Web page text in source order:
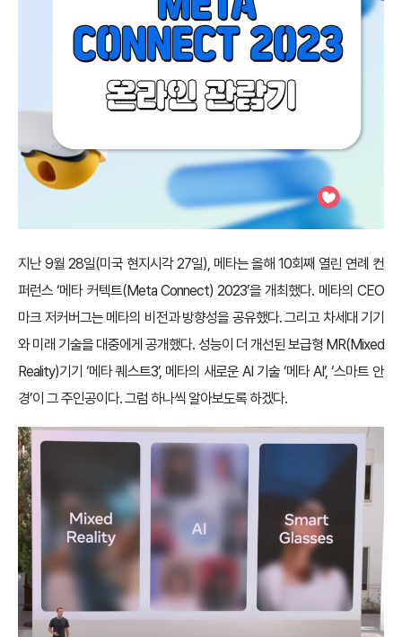
지난 9월 28일(미국 현지시각 27일), 메타는 올해 10회째 열린 연례 컨
퍼런스 ‘메타 커텍트(Meta Connect) 2023’을 개최했다. 메타의 CEO
마크 저커버그는 메타의 비전과 방향성을 공유했다. 그리고 차세대 기기
와 미래 기술을 대중에게 공개했다. 성능이 더 개선된 보급형 MR(Mixed
Reality)기기 ‘메타 퀘스트3’, 메타의 새로운 AI 기술 ‘메타 AI’, ‘스마트 안
경’이 그 주인공이다. 그럼 하나씩 알아보도록 하겠다.